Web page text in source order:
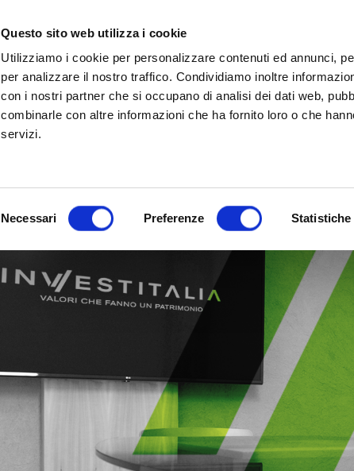
Questo sito web utilizza i cookie
Utilizziamo i cookie per personalizzare contenuti ed annunci,
per analizzare il nostro traffico. Condividiamo inoltre
con i nostri partner che si occupano di analisi dei dati web,
combinarle con altre informazioni che ha fornito loro o che
servizi.
Necessari Preferenze Statistiche